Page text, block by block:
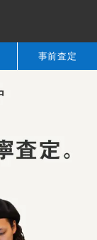
事前査定